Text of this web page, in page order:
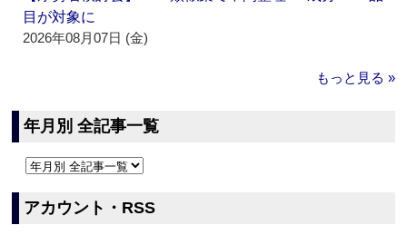
目が対象に
2026年08月07日 (金)
もっと見る »
年月別 全記事一覧
アカウント・RSS